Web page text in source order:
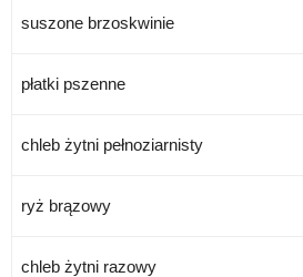
suszone brzoskwinie
płatki pszenne
chleb żytni pełnoziarnisty
ryż brązowy
chleb żytni razowy